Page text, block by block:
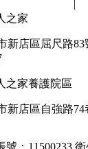
|
之家
新店區屈尺路83
之家養護院區
新店區自強路74
號：11500233